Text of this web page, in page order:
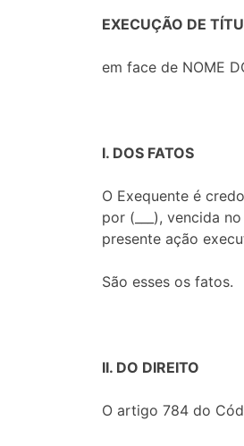
EXECUÇÃO DE
em face de NOME
I. DOS FATOS
O Exequente é
por (___), vencida
presente ação
São esses os fatos.
II. DO DIREITO
O artigo 784 do